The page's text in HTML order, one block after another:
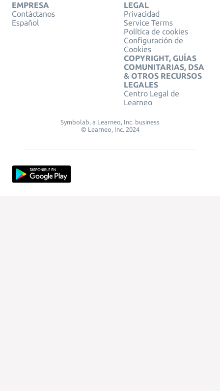
EMPRESA
Contáctanos
Español
LEGAL
Privacidad
Service Terms
Política de cookies
Configuración de
Cookies
COPYRIGHT, GUÍAS
COMUNITARIAS, DSA
& OTROS RECURSOS
LEGALES
Centro Legal de
Learneo
Symbolab, a Learneo, Inc. business
© Learneo, Inc. 2024